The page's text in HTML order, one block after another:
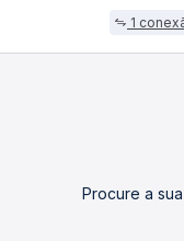
1
Procure a